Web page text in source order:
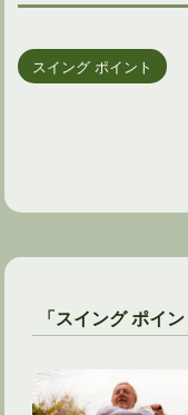
スイング ポイント
「スイング ポイ